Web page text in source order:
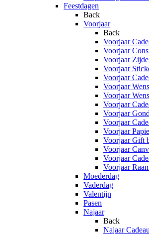
Feestdagen
Back
Voorjaar
Back
Voorjaar
Voorjaar
Voorjaar
Voorjaar
Voorjaar
Voorjaar
Voorjaar
Voorjaar
Voorjaar
Voorjaar
Voorjaar
Voorjaar Gift
Voorjaar
Voorjaar
Voorjaar
Moederdag
Vaderdag
Valentijn
Pasen
Najaar
Back
Najaar